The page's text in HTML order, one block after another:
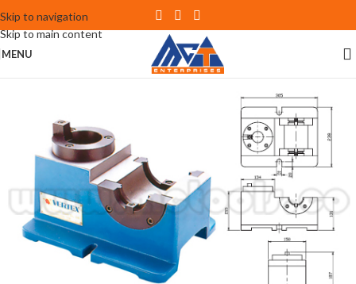
Skip to navigation
Skip to main content
MENU